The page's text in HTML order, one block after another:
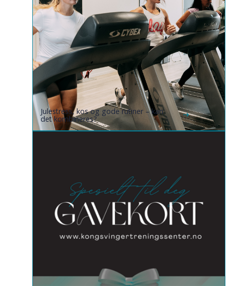
Julestress, kos og gode rutiner – kan
det kombineres?